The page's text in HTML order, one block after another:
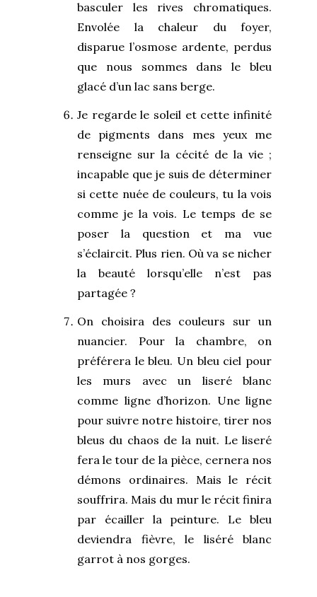
basculer les rives chromatiques.
Envolée la chaleur du foyer,
disparue l’osmose ardente, perdus
que nous sommes dans le bleu
glacé d’un lac sans berge.
Je regarde le soleil et cette infinité
de pigments dans mes yeux me
renseigne sur la cécité de la vie ;
incapable que je suis de déterminer
si cette nuée de couleurs, tu la vois
comme je la vois. Le temps de se
poser la question et ma vue
s’éclaircit. Plus rien. Où va se nicher
la beauté lorsqu’elle n’est pas
partagée ?
On choisira des couleurs sur un
nuancier. Pour la chambre, on
préférera le bleu. Un bleu ciel pour
les murs avec un liseré blanc
comme ligne d’horizon. Une ligne
pour suivre notre histoire, tirer nos
bleus du chaos de la nuit. Le liseré
fera le tour de la pièce, cernera nos
démons ordinaires. Mais le récit
souffrira. Mais du mur le récit finira
par écailler la peinture. Le bleu
deviendra fièvre, le liséré blanc
garrot à nos gorges.